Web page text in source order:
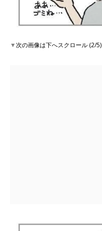
▼次の画像は下へスクロール (2/5)